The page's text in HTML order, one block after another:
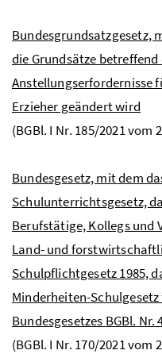
Bundesgrundsatzgesetz,
die Grundsätze
Anstellungserfordernisse
Erzieher geändert wird
(BGBl. I Nr. 185/2021 vom
Bundesgesetz, mit dem
Schulunterrichtsgesetz,
Berufstätige, Kollegs und
Land- und
Schulpflichtgesetz 1985,
Minderheiten-
Bundesgesetzes BGBl. Nr.
(BGBl. I Nr. 170/2021 vom